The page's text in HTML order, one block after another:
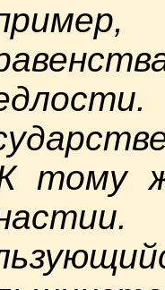
тому